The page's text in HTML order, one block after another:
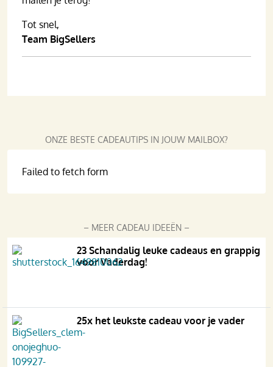
Tot snel,
Team BigSellers
ONZE BESTE CADEAUTIPS IN JOUW MAILBOX?
Failed to fetch form
– MEER CADEAU IDEEËN –
23 Schandalig leuke cadeaus en grappig
voor Vaderdag!
25x het leukste cadeau voor je vader